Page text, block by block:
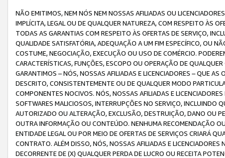
NÃO EMITIMOS, NEM NÓS NEM NOSSAS AFILIADAS OU
IMPLÍCITA, LEGAL OU DE QUALQUER NATUREZA, COM RESPEITO ÀS
TODAS AS GARANTIAS COM RESPEITO ÀS OFERTAS DE SERVIÇO,
QUALIDADE SATISFATÓRIA, ADEQUAÇÃO A UM FIM ESPECÍFICO, OU
COSTUME, NEGOCIAÇÃO, EXECUÇÃO OU USO DE COMÉRCIO.
CARACTERÍSTICAS, FUNÇÕES, ESCOPO OU OPERAÇÃO DE
GARANTIMOS – NÓS, NOSSAS AFILIADAS E LICENCIADORES – QUE
DESCRITO, CONSISTENTEMENTE OU DE QUALQUER MODO
COMPONENTES NOCIVOS. NÓS, NOSSAS AFILIADAS E
SOFTWARES MALICIOSOS, INTERRUPÇÕES NO SERVIÇO, INCLUINDO
AUTORIZADO OU ALTERAÇÃO, EXCLUSÃO, DESTRUIÇÃO, DANO OU
OUTRA INFORMAÇÃO OU CONTEÚDO. NENHUMA RECOMENDAÇÃO
ENTIDADE LEGAL OU POR MEIO DE OFERTAS DE SERVIÇOS CRIARÁ
CONTRATO. ALÉM DISSO, NÓS, NOSSAS AFILIADAS E
DECORRENTE DE (X) QUALQUER PERDA DE LUCRO OU RECEITA